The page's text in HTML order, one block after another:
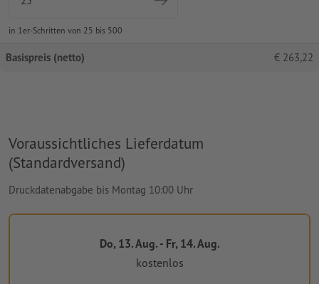
in 1er-Schritten von 25 bis 500
Basispreis (netto) € 263,22
Voraussichtliches Lieferdatum
(Standardversand)
Druckdatenabgabe bis Montag 10:00 Uhr
Do, 13. Aug. - Fr, 14. Aug.
kostenlos